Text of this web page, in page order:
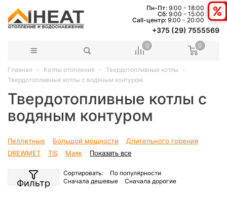
Пн-Пт: 9:00 - 18:00
Сб: 9:00 - 15:00
Сall-центр: 9:00 - 20:00
+375 (29) 7555569
0 0
Главная Котлы отопления
Твердотопливные котлы
Твердотопливные котлы с водяным контуром
Твердотопливные котлы с
водяным контуром
Пеллетные Большой мощности
Длительного горения
DREWMET
TIS Маяк Показать все
Фильтр
Сортировать:
По популярности
Сначала дешевые
Сначала дорогие